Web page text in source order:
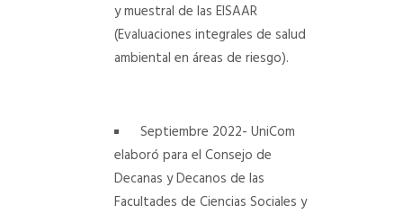
y muestral de las EISAAR
(Evaluaciones integrales de salud
ambiental en áreas de riesgo).
Septiembre 2022- UniCom
elaboró para el Consejo de
Decanas y Decanos de las
Facultades de Ciencias Sociales y